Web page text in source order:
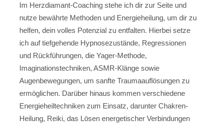
Im Herzdiamant-Coaching stehe ich dir zur Seite und
nutze bewährte Methoden und Energieheilung, um dir zu
helfen, dein volles Potenzial zu entfalten. Hierbei setze
ich auf tiefgehende Hypnosezustände, Regressionen
und Rückführungen, die Yager-Methode,
Imaginationstechniken, ASMR-Klänge sowie
Augenbewegungen, um sanfte Traumaauflösungen zu
ermöglichen. Darüber hinaus kommen verschiedene
Energieheiltechniken zum Einsatz, darunter Chakren-
Heilung, Reiki, das Lösen energetischer Verbindungen